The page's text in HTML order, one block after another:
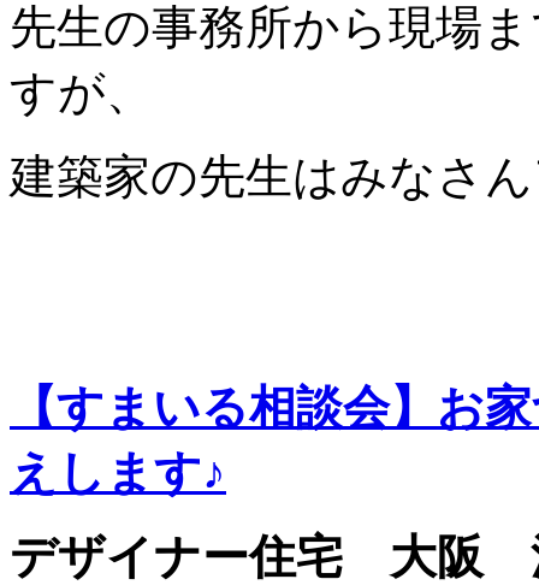
先生の事務所から現場
すが、
建築家の先生はみなさ
【すまいる相談会】お
えします♪
デザイナー住宅 大阪